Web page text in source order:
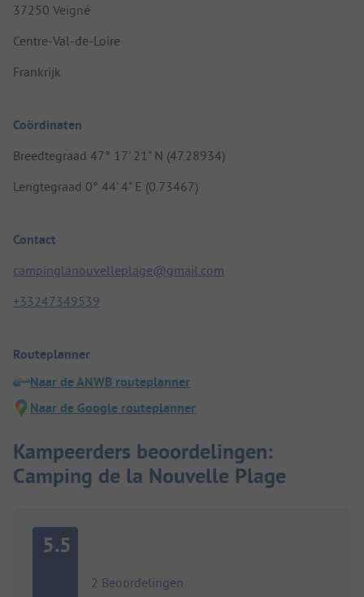
37250 Veigné
Centre-Val-de-Loire
Frankrijk
Coördinaten
Breedtegraad 47° 17' 21" N (47.28934)
Lengtegraad 0° 44' 4" E (0.73467)
Contact
campinglanouvelleplage@gmail.com
+33247349539
Routeplanner
Naar de ANWB routeplanner
Naar de Google routeplanner
Kampeerders beoordelingen:
Camping de la Nouvelle Plage
5.5
2 Beoordelingen